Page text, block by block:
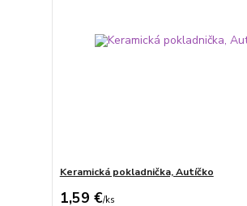
Keramická pokladnička, Autíčko
1,59 €/ks